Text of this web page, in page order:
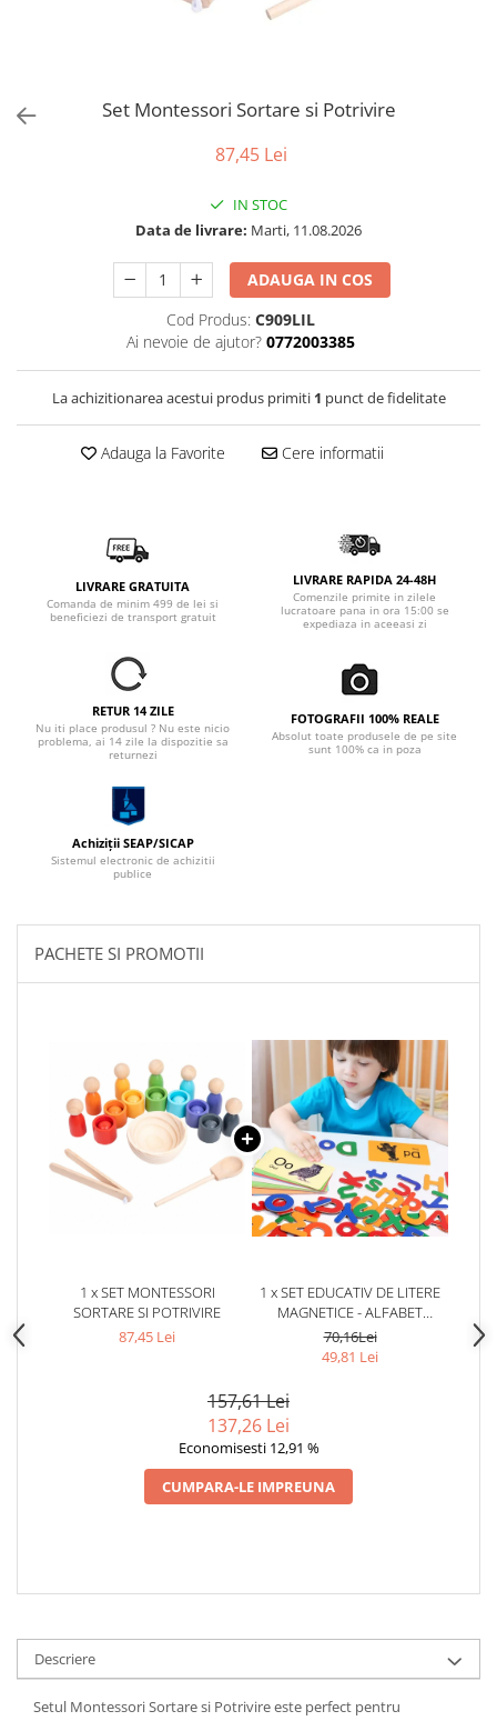
Set Montessori Sortare si Potrivire
87,45 Lei
IN STOC
Data de livrare: Marti, 11.08.2026
ADAUGA IN COS
Cod Produs: C909LIL
Ai nevoie de ajutor? 0772003385
La achizitionarea acestui produs primiti 1 punct de fidelitate
Adauga la Favorite Cere informatii
LIVRARE GRATUITA
Comanda de minim 499 de lei si
beneficiezi de transport gratuit
LIVRARE RAPIDA 24-48H
Comenzile primite in zilele
lucratoare pana in ora 15:00 se
expediaza in aceeasi zi
RETUR 14 ZILE
Nu iti place produsul ? Nu este nicio
problema, ai 14 zile la dispozitie sa
returnezi
FOTOGRAFII 100% REALE
Absolut toate produsele de pe site
sunt 100% ca in poza
Achiziții SEAP/SICAP
Sistemul electronic de achizitii
publice
PACHETE SI PROMOTII
1 x SET MONTESSORI
SORTARE SI POTRIVIRE
87,45 Lei
1 x SET EDUCATIV DE LITERE
MAGNETICE - ALFABET
COLORAT PENTRU COPII
70,16Lei
49,81 Lei
157,61 Lei
137,26 Lei
Economisesti 12,91 %
CUMPARA-LE IMPREUNA
Descriere
Setul Montessori Sortare si Potrivire este perfect pentru